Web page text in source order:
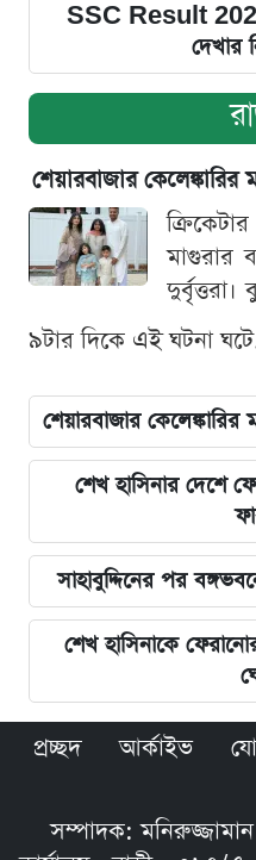
SSC Result
দেখার
শেয়ারবাজার
মাগুরার
৯টার দিকে এই ঘটনা
শেয়ারবাজার
শেখ হাসিনার দেশে
সাহাবুদ্দিনের পর
শেখ হাসিনাকে
প্রচ্ছদ আর্কাইভ
সম্পাদক: